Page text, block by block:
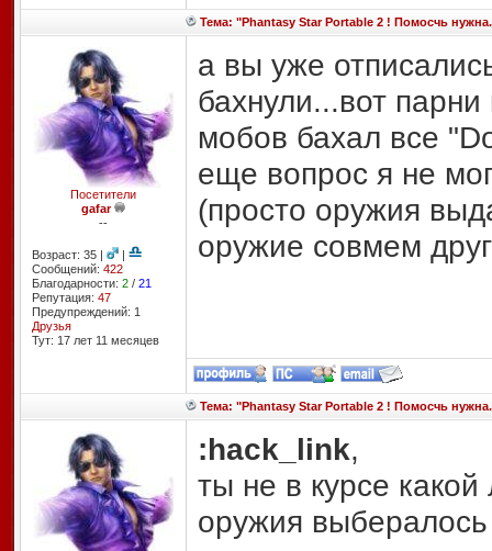
Тема: "Phantasy Star Portable 2 ! Помосчь
Посетители
gafar
--
Возраст: 35 |
|
Сообщений: 422
Благодарности: 2/ 21
Репутация: 47
Предупреждений: 1
Друзья
Тут: 17 лет 11 месяцев
а вы уже
бахнули...вот
мобов бахал все
еще вопрос я не
(просто оружия
оружие совмем
Тема: "Phantasy Star Portable 2 ! Помосчь
:hack_link,
ты не в курсе
оружия